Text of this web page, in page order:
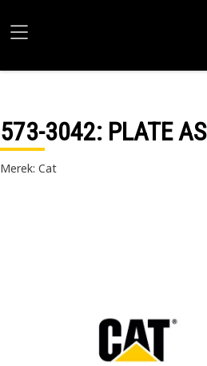
573-3042: PLATE AS
Merek: Cat